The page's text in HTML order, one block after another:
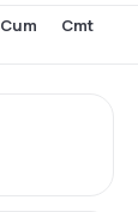
Cum Cmt